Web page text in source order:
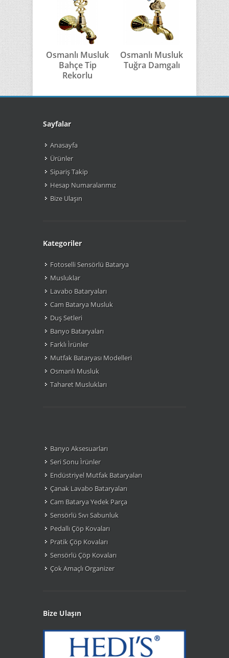
Osmanlı Musluk
Bahçe Tip
Rekorlu
Osmanlı Musluk
Tuğra Damgalı
Kurt
Sayfalar
Anasayfa
Ürünler
Sipariş Takip
Hesap Numaralarımız
Bize Ulaşın
Kategoriler
Fotoselli Sensörlü Batarya
Musluklar
Lavabo Bataryaları
Cam Batarya Musluk
Duş Setleri
Banyo Bataryaları
Farklı Ìrünler
Mutfak Bataryası Modelleri
Osmanlı Musluk
Taharet Muslukları
Banyo Aksesuarları
Seri Sonu Ìrünler
Endüstriyel Mutfak Bataryaları
Çanak Lavabo Bataryaları
Cam Batarya Yedek Parça
Sensörlü Sıvı Sabunluk
Pedallı Çöp Kovaları
Pratik Çöp Kovaları
Sensörlü Çöp Kovaları
Çok Amaçlı Organizer
Bize Ulaşın